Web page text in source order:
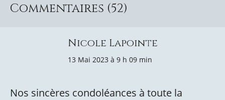
Commentaires (52)
Nicole Lapointe
13 Mai 2023 à 9 h 09 min
Nos sincères condoléances à toute la